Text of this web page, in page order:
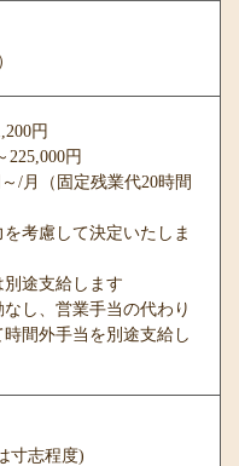
円
225,000円
/月（固定残業代20時間
考慮して決定いたしま
途支給します
し、営業手当の代わり
間外手当を別途支給し
寸志程度)